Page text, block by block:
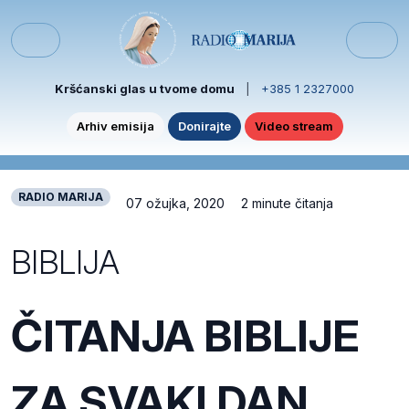
Menu
Kršćanski glas u tvome domu +385 1 2327000
Arhiv emisija Donirajte Video stream
RADIO MARIJA 07 ožujka, 2020 2 minute čitanja
BIBLIJA
ČITANJA BIBLIJE